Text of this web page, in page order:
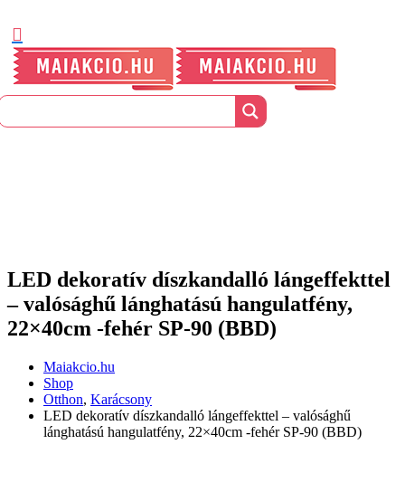
LED dekoratív díszkandalló lángeffekttel
– valósághű lánghatású hangulatfény,
22×40cm -fehér SP-90 (BBD)
Maiakcio.hu
Shop
Otthon, Karácsony
LED dekoratív díszkandalló lángeffekttel – valósághű
lánghatású hangulatfény, 22×40cm -fehér SP-90 (BBD)